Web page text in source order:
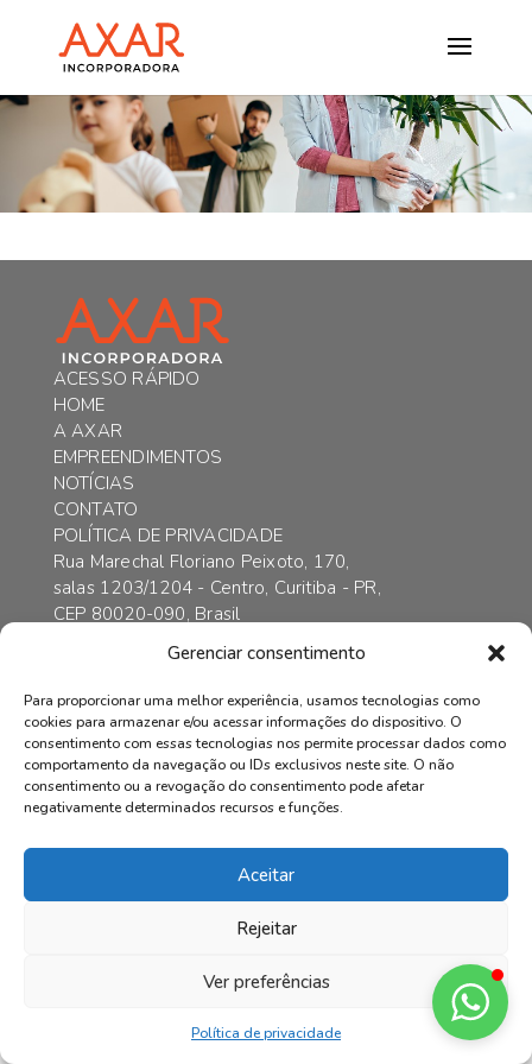
Gerenciar consentimento
Para proporcionar uma melhor experiência, usamos tecnologias como
cookies para armazenar e/ou acessar informações do dispositivo. O
consentimento com essas tecnologias nos permite processar dados como
comportamento da navegação ou IDs exclusivos neste site. O não
consentimento ou a revogação do consentimento pode afetar
negativamente determinados recursos e funções.
Aceitar
Rejeitar
Ver preferências
Política de privacidade
ACESSO RÁPIDO
HOME
A AXAR
EMPREENDIMENTOS
NOTÍCIAS
CONTATO
POLÍTICA DE PRIVACIDADE
Rua Marechal Floriano Peixoto, 170,
salas 1203/1204 - Centro, Curitiba - PR,
CEP 80020-090, Brasil
+55 41 3352-6989
+55 41 99169-4578
© AXAR INCORPADORA | Todos os direitos reservados.